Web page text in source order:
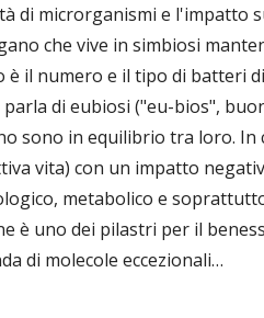
di microrganismi e l'impatto
che vive in simbiosi
il numero e il tipo di batteri
parla di eubiosi ("eu-bios",
sono in equilibrio tra loro. In
vita) con un impatto
metabolico e
è uno dei pilastri per il
di molecole eccezionali…